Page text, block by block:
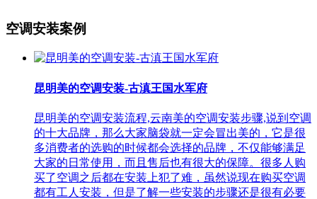
空调安装案例
昆明美的空调安装-古滇王国水军府
昆明美的空调安装流程,云南美的空调安装步骤,说到空调
的十大品牌，那么大家脑袋就一定会冒出美的，它是很
多消费者的选购的时候都会选择的品牌，不仅能够满足
大家的日常使用，而且售后也有很大的保障。很多人购
买了空调之后都在安装上犯了难，虽然说现在购买空调
都有工人安装，但是了解一些安装的步骤还是很有必要